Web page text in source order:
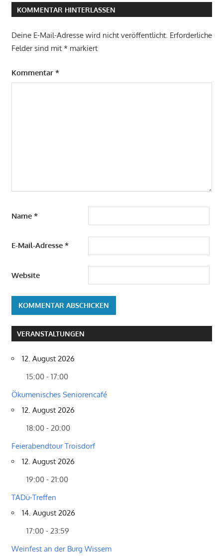
KOMMENTAR HINTERLASSEN
Deine E-Mail-Adresse wird nicht veröffentlicht. Erforderliche
Felder sind mit *markiert
Kommentar *
Name *
E-Mail-Adresse *
Website
VERANSTALTUNGEN
12. August 2026
15:00 - 17:00
Ökumenisches Seniorencafé
12. August 2026
18:00 - 20:00
Feierabendtour Troisdorf
12. August 2026
19:00 - 21:00
TADü-Treffen
14. August 2026
17:00 - 23:59
Weinfest an der Burg Wissem